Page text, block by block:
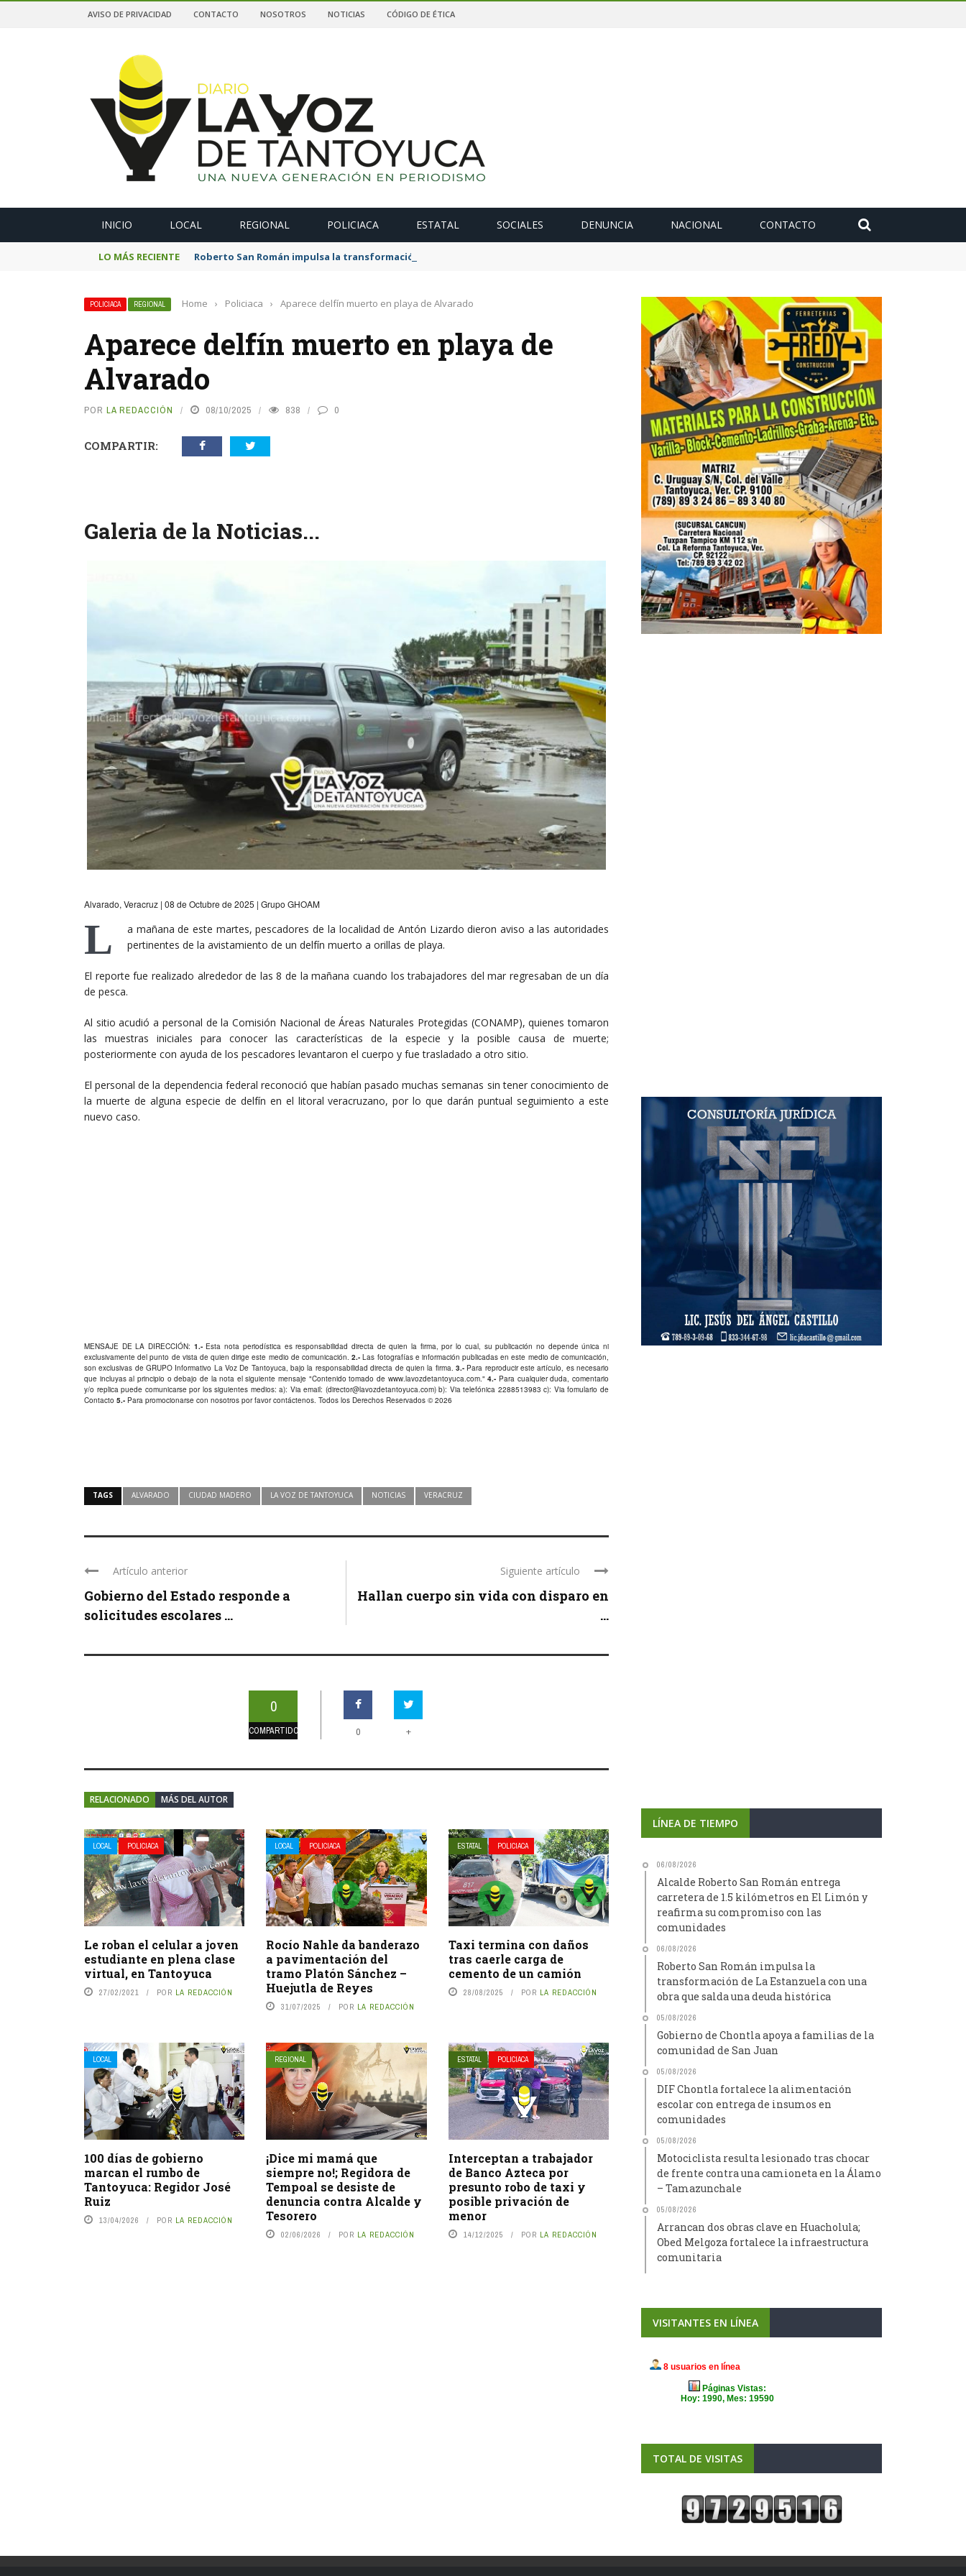
AVISO DE PRIVACIDAD CONTACTO NOSOTROS NOTICIAS CÓDIGO DE ÉTICA
INICIO LOCAL REGIONAL POLICIACA ESTATAL SOCIALES DENUNCIA NACIONAL CONTACTO
LO MÁS RECIENTE Roberto San Román impulsa la transformación de La Estanzuela con una obra que salda una deuda histórica
POLICIACA REGIONAL Home › Policiaca › Aparece delfín muerto en playa de Alvarado
Aparece delfín muerto en playa de
Alvarado
POR LA REDACCIÓN 08/10/2025 838 0
COMPARTIR:
Galeria de la Noticias...
Alvarado, Veracruz | 08 de Octubre de 2025 | Grupo GHOAM
L
a mañana de este martes, pescadores de la localidad de Antón Lizardo dieron aviso a las autoridades
pertinentes de la avistamiento de un delfín muerto a orillas de playa.
El reporte fue realizado alrededor de las 8 de la mañana cuando los trabajadores del mar regresaban de un día
de pesca.
Al sitio acudió a personal de la Comisión Nacional de Áreas Naturales Protegidas (CONAMP), quienes tomaron
las muestras iniciales para conocer las características de la especie y la posible causa de muerte;
posteriormente con ayuda de los pescadores levantaron el cuerpo y fue trasladado a otro sitio.
El personal de la dependencia federal reconoció que habían pasado muchas semanas sin tener conocimiento de
la muerte de alguna especie de delfín en el litoral veracruzano, por lo que darán puntual seguimiento a este
nuevo caso.
MENSAJE DE LA DIRECCIÓN: 1.-Esta nota periodística es responsabilidad directa de quien la firma, por lo cual, su publicación no depende única ni
exclusivamente del punto de vista de quien dirige este medio de comunicación.2.- Las fotografías e información publicadas en este medio de comunicación,
son exclusivas de GRUPO Informativo La Voz De Tantoyuca, bajo la responsabilidad directa de quien la firma. 3.-Para reproducir este artículo, es necesario
que incluyas al principio o debajo de la nota el siguiente mensaje "Contenido tomado de www.lavozdetantoyuca.com."4.- Para cualquier duda, comentario
y/o replica puede comunicarse por los siguientes medios: a): Via email: (director@lavozdetantoyuca.com) b): Via telefónica 2288513983 c): Via fomulario de
Contacto 5.- Para promocionarse con nosotros por favorcontáctenos . Todos los Derechos Reservados © 2026
TAGS ALVARADO CIUDAD MADERO LA VOZ DE TANTOYUCA NOTICIAS VERACRUZ
Artículo anterior
Gobierno del Estado responde a
solicitudes escolares ...
Siguiente artículo
Hallan cuerpo sin vida con disparo en
...
0
COMPARTIDOS 0 +
RELACIONADO MÁS DEL AUTOR
LOCAL POLICIACA
Le roban el celular a joven
estudiante en plena clase
virtual, en Tantoyuca
27/02/2021 POR LA REDACCIÓN
LOCAL POLICIACA
Rocío Nahle da banderazo
a pavimentación del
tramo Platón Sánchez –
Huejutla de Reyes
31/07/2025 POR LA REDACCIÓN
ESTATAL POLICIACA
Taxi termina con daños
tras caerle carga de
cemento de un camión
28/08/2025 POR LA REDACCIÓN
LOCAL
100 días de gobierno
marcan el rumbo de
Tantoyuca: Regidor José
Ruiz
13/04/2026 POR LA REDACCIÓN
REGIONAL
¡Dice mi mamá que
siempre no!; Regidora de
Tempoal se desiste de
denuncia contra Alcalde y
Tesorero
02/06/2026 POR LA REDACCIÓN
ESTATAL POLICIACA
Interceptan a trabajador
de Banco Azteca por
presunto robo de taxi y
posible privación de
menor
14/12/2025 POR LA REDACCIÓN
LÍNEA DE TIEMPO
06/08/2026
Alcalde Roberto San Román entrega
carretera de 1.5 kilómetros en El Limón y
reafirma su compromiso con las
comunidades
06/08/2026
Roberto San Román impulsa la
transformación de La Estanzuela con una
obra que salda una deuda histórica
05/08/2026
Gobierno de Chontla apoya a familias de la
comunidad de San Juan
05/08/2026
DIF Chontla fortalece la alimentación
escolar con entrega de insumos en
comunidades
05/08/2026
Motociclista resulta lesionado tras chocar
de frente contra una camioneta en la Álamo
– Tamazunchale
05/08/2026
Arrancan dos obras clave en Huacholula;
Obed Melgoza fortalece la infraestructura
comunitaria
VISITANTES EN LÍNEA
TOTAL DE VISITAS